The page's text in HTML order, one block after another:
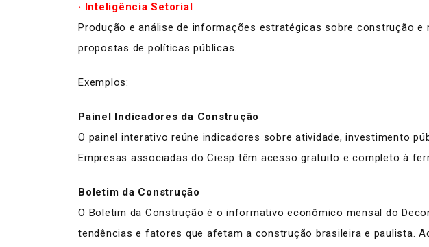
· Inteligência Setorial
Produção e análise de informações estratégicas sobre construção
propostas de políticas públicas.
Exemplos:
Painel Indicadores da Construção
O painel interativo reúne indicadores sobre atividade, investimento
Empresas associadas do Ciesp têm acesso gratuito e completo à
Boletim da Construção
O Boletim da Construção é o informativo econômico mensal do
tendências e fatores que afetam a construção brasileira e paulista.